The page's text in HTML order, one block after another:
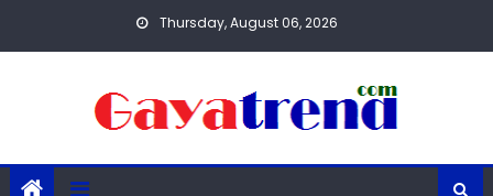
Thursday, August 06, 2026